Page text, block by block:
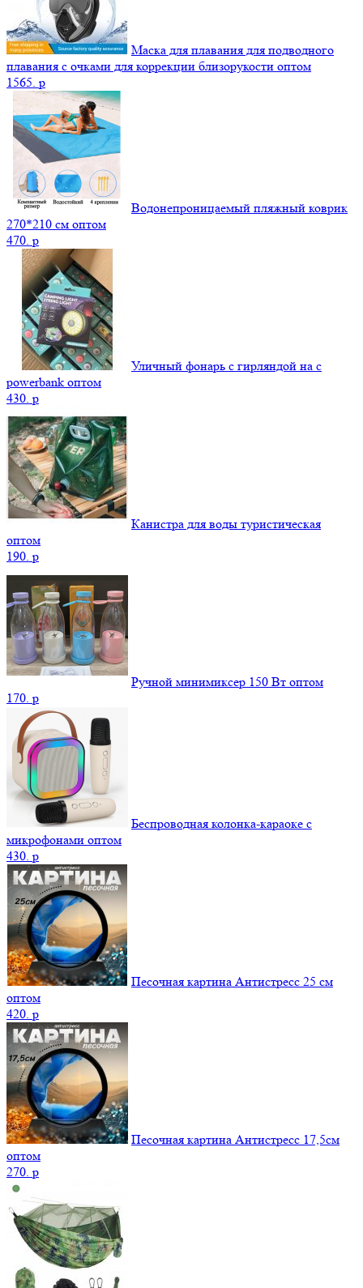
Маска для плавания для подводного
плавания с очками для коррекции близорукости оптом
1565. p
Водонепроницаемый пляжный коврик
270*210 см оптом
470. p
Уличный фонарь с гирляндой на с
powerbank оптом
430. p
Канистра для воды туристическая
оптом
190. p
Ручной минимиксер 150 Вт оптом
170. p
Беспроводная колонка-караоке с
микрофонами оптом
430. p
Песочная картина Антистресс 25 см
оптом
420. p
Песочная картина Антистресс 17,5см
оптом
270. p